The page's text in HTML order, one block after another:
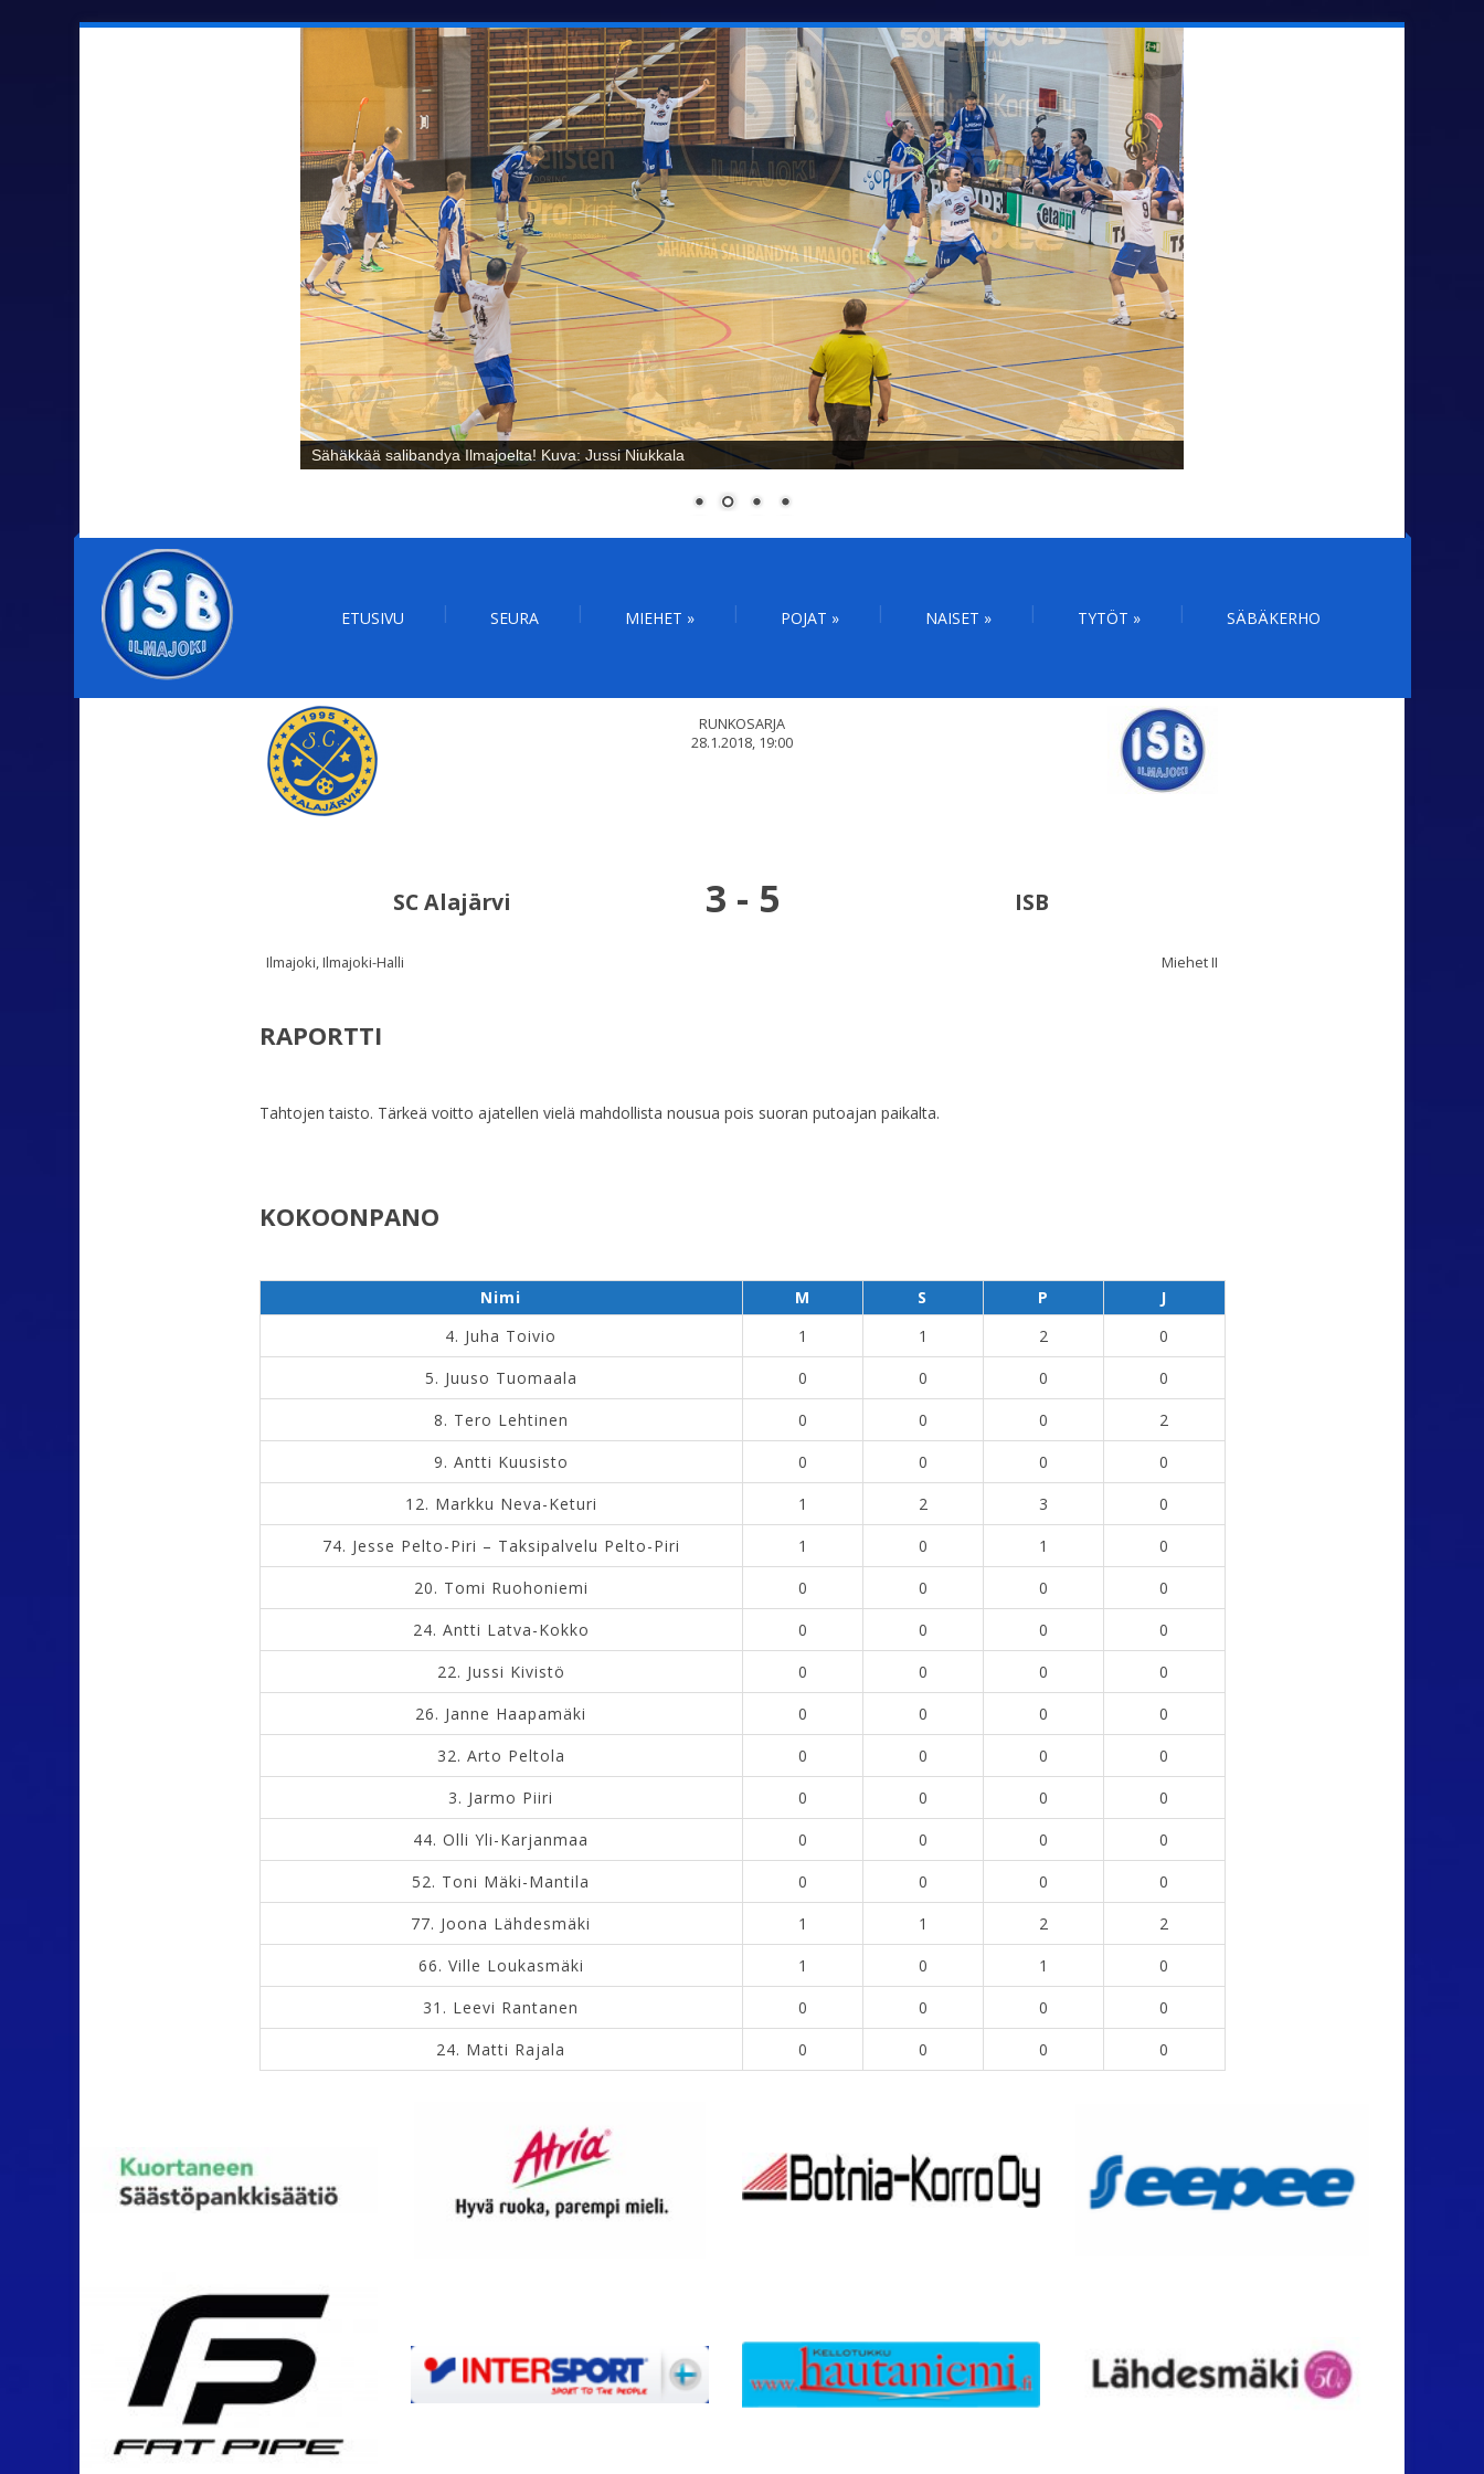
Sähäkkää salibandya Ilmajoelta! Kuva: Jussi Niukkala
ETUSIVU SEURA MIEHET » POJAT » NAISET » TYTÖT » SÄBÄKERHO
RUNKOSARJA
28.1.2018, 19:00
SC Alajärvi 3 - 5 ISB
Ilmajoki, Ilmajoki-Halli Miehet II
RAPORTTI
Tahtojen taisto. Tärkeä voitto ajatellen vielä mahdollista nousua pois suoran putoajan paikalta.
KOKOONPANO
Nimi M S P
J
4. Juha Toivio 1 1 2
0
5. Juuso Tuomaala 0 0 0
0
8. Tero Lehtinen 0 0 0
2
9. Antti Kuusisto 0 0 0
0
12. Markku Neva-Keturi 1 2 3
0
74. Jesse Pelto-Piri – Taksipalvelu Pelto-Piri 1 0 1
0
20. Tomi Ruohoniemi 0 0 0
0
24. Antti Latva-Kokko 0 0 0
0
22. Jussi Kivistö 0 0 0
0
26. Janne Haapamäki 0 0 0
0
32. Arto Peltola 0 0 0
0
3. Jarmo Piiri 0 0 0
0
44. Olli Yli-Karjanmaa 0 0 0
0
52. Toni Mäki-Mantila 0 0 0
0
77. Joona Lähdesmäki 1 1 2
2
66. Ville Loukasmäki 1 0 1
0
31. Leevi Rantanen 0 0 0
0
24. Matti Rajala 0 0 0 0